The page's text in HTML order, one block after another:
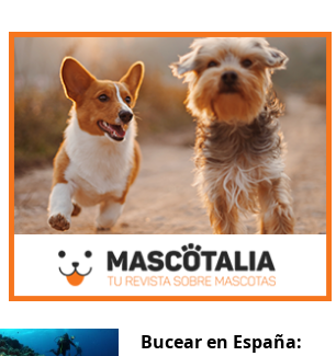
Bucear en España: